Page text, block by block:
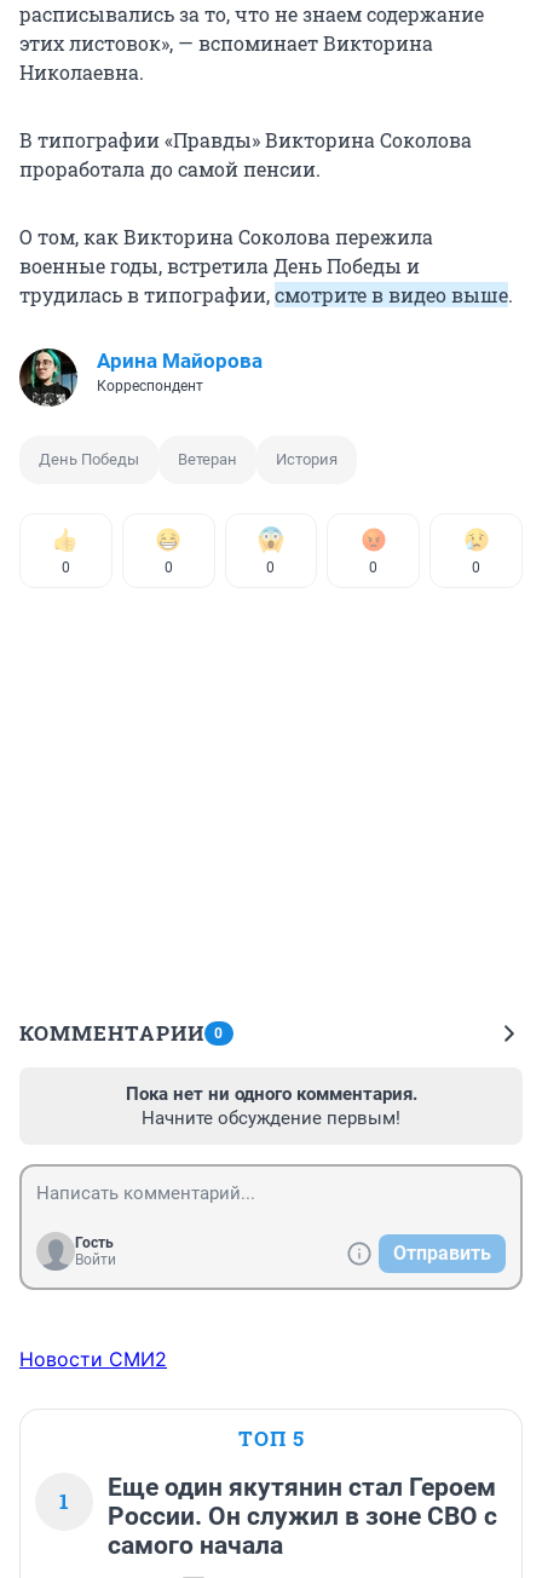
расписывались за то, что не знаем содержание
этих листовок», — вспоминает Викторина
Николаевна.
В типографии «Правды» Викторина Соколова
проработала до самой пенсии.
О том, как Викторина Соколова пережила
военные годы, встретила День Победы и
трудилась в типографии,смотрите в видео выше.
Арина Майорова
Корреспондент
День Победы Ветеран История
0 0 0 0 0
КОММЕНТАРИИ 0
Пока нет ни одного комментария.
Начните обсуждение первым!
Гость
Войти
Отправить
Новости СМИ2
ТОП 5
1
Еще один якутянин стал Героем
России. Он служил в зоне СВО с
самого начала